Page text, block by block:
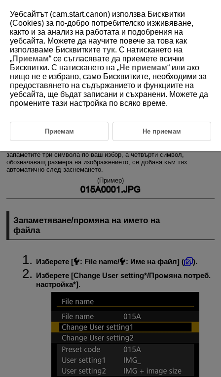
D180-202
Име на файл
Запаметяване/промяна на името на файла
Името на файла се състои от четири символа (букви и цифри),
последвани от четирицифрен номер (
) и разширение на файла.
които по подразбиране са уникални за всеки фотоапарат и са
зададени фабрично.
Потребителска настройка 1 ви позволява да запаметите четири
запаметите три символа по ваш избор, а четвърти символ,
обозначаващ размера на изображението, се добавя към тях
автоматично след заснемането.
(Пример)
Запаметяване/промяна на името на
файла
Изберете [ : File name/ : Име на файл] (
).
Изберете [Change User setting*/Промяна потреб.
настройка*].
Уебсайтът (cam.start.canon) използва Бисквитки
(Cookies) за по-добро потребителско изживяване,
както и за анализ на работата и подобрения на
уебсайта. Можете да научите повече за това как
използваме Бисквитките тук. С натискането на
„Приемам“ се съгласявате да приемете всички
Бисквитки. С натискането на „Не приемам“ или ако
нищо не е избрано, само Бисквитките, необходими за
предоставянето на съдържанието и функциите на
уебсайта, ще бъдат записани и съхранени. Можете да
промените тази настройка по всяко време.
Приемам Не приемам